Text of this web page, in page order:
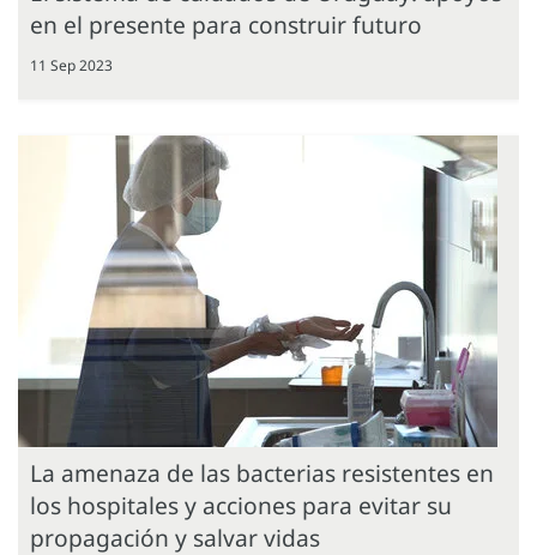
en el presente para construir futuro
11 Sep 2023
La amenaza de las bacterias resistentes en
los hospitales y acciones para evitar su
propagación y salvar vidas